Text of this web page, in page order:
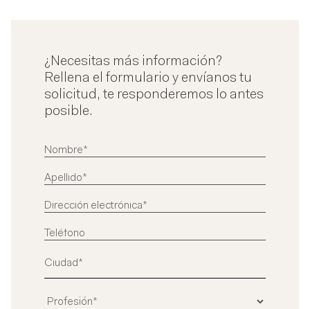
¿Necesitas más información?
Rellena el formulario y envíanos tu
solicitud, te responderemos lo antes
posible.